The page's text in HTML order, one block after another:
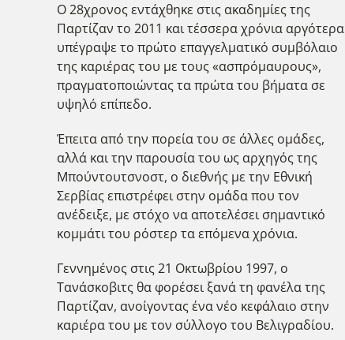
Ο 28χρονος εντάχθηκε στις ακαδημίες της
Παρτίζαν το 2011 και τέσσερα χρόνια αργότερα
υπέγραψε το πρώτο επαγγελματικό συμβόλαιο
της καριέρας του με τους «ασπρόμαυρους»,
πραγματοποιώντας τα πρώτα του βήματα σε
υψηλό επίπεδο.
Έπειτα από την πορεία του σε άλλες ομάδες,
αλλά και την παρουσία του ως αρχηγός της
Μπούντουτσνοστ, ο διεθνής με την Εθνική
Σερβίας επιστρέφει στην ομάδα που τον
ανέδειξε, με στόχο να αποτελέσει σημαντικό
κομμάτι του ρόστερ τα επόμενα χρόνια.
Γεννημένος στις 21 Οκτωβρίου 1997, ο
Τανάσκοβιτς θα φορέσει ξανά τη φανέλα της
Παρτίζαν, ανοίγοντας ένα νέο κεφάλαιο στην
καριέρα του με τον σύλλογο του Βελιγραδίου.